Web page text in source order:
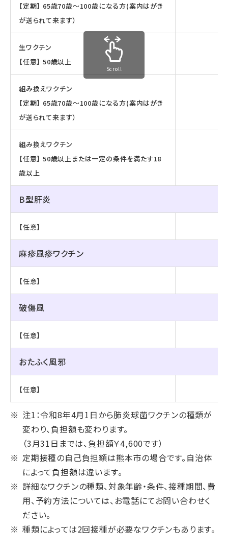
【定期】 65歳70歳～100歳になる方(案内はがき
が送られて来ます）
生ワクチン
【任意】 50歳以上
組み換えワクチン
【定期】 65歳70歳～100歳になる方(案内はがき
が送られて来ます）
組み換えワクチン
【任意】 50歳以上または一定の条件を満たす18
歳以上
B型肝炎
【任意】
麻疹風疹ワクチン
【任意】
破傷風
【任意】
おたふく風邪
【任意】
Scroll
注1：令和8年4月1日から肺炎球菌ワクチンの種類が
変わり、負担額も変わります。
（3月31日までは、負担額￥4,600です）
定期接種の自己負担額は熊本市の場合です。自治体
によって負担額は違います。
詳細なワクチンの種類、対象年齢・条件、接種期間、費
用、予約方法については、お電話にてお問い合わせく
ださい。
種類によっては2回接種が必要なワクチンもあります。